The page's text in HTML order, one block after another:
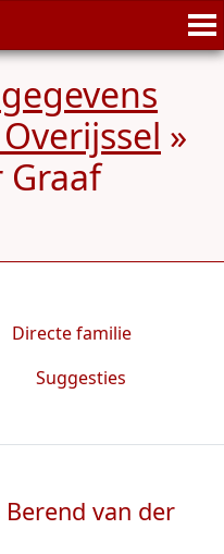
»
Graaf
Directe familie
Suggesties
van der